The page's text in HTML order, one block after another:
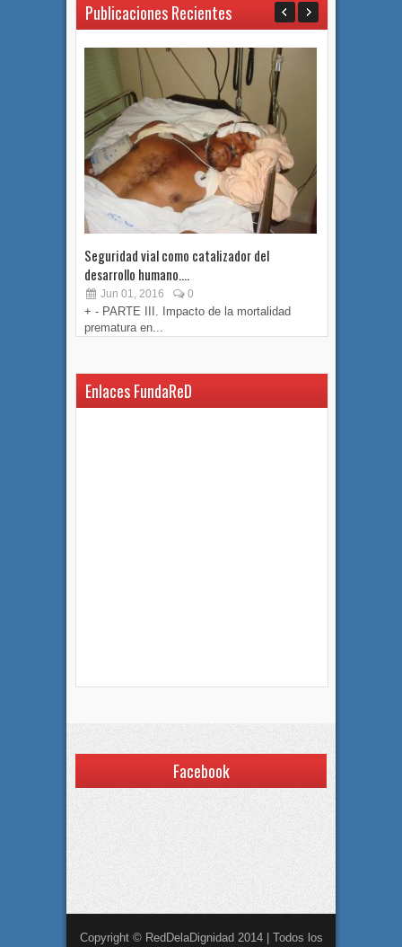
Publicaciones Recientes
Seguridad vial como catalizador del
desarrollo humano....
Jun 01, 2016 0
+ - PARTE III. Impacto de la mortalidad
prematura en...
Enlaces FundaReD
Facebook
Copyright © RedDelaDignidad 2014 | Todos los